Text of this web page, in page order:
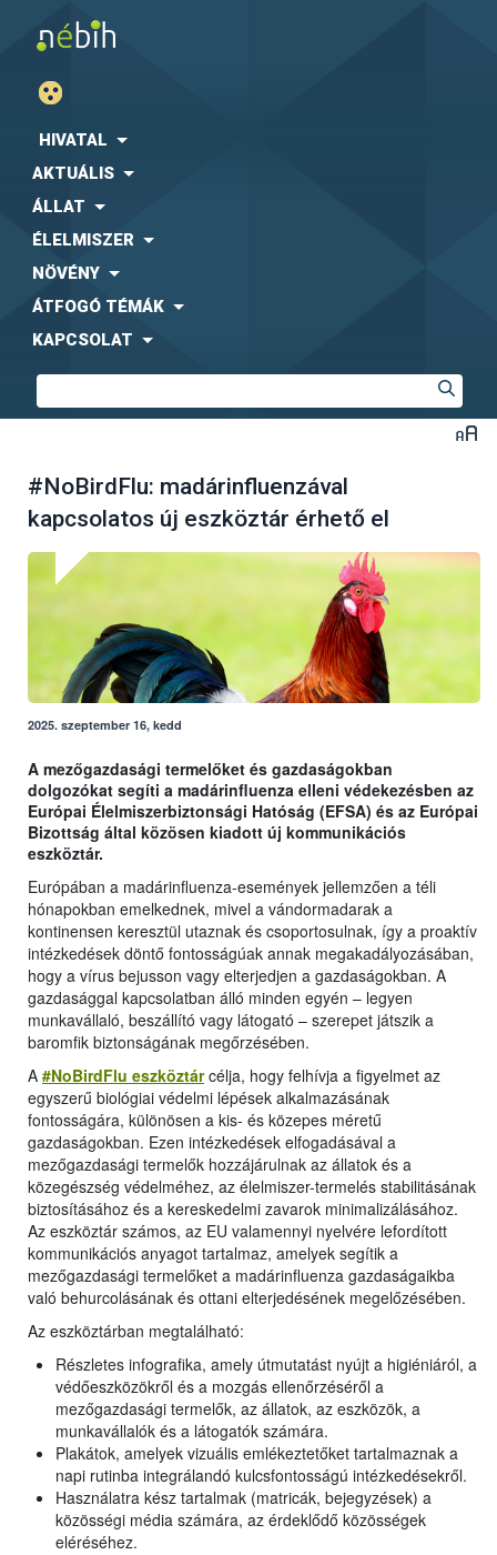
HIVATAL
AKTUÁLIS
ÁLLAT
ÉLELMISZER
NÖVÉNY
ÁTFOGÓ TÉMÁK
KAPCSOLAT
#NoBirdFlu: madárinfluenzával
kapcsolatos új eszköztár érhető el
2025. szeptember 16, kedd
A mezőgazdasági termelőket és gazdaságokban
dolgozókat segíti a madárinfluenza elleni védekezésben az
Európai Élelmiszerbiztonsági Hatóság (EFSA) és az Európai
Bizottság által közösen kiadott új kommunikációs
eszköztár.
Európában a madárinfluenza-események jellemzően a téli
hónapokban emelkednek, mivel a vándormadarak a
kontinensen keresztül utaznak és csoportosulnak, így a proaktív
intézkedések döntő fontosságúak annak megakadályozásában,
hogy a vírus bejusson vagy elterjedjen a gazdaságokban. A
gazdasággal kapcsolatban álló minden egyén – legyen
munkavállaló, beszállító vagy látogató – szerepet játszik a
baromfik biztonságának megőrzésében.
A #NoBirdFlu eszköztárcélja, hogy felhívja a figyelmet az
egyszerű biológiai védelmi lépések alkalmazásának
fontosságára, különösen a kis- és közepes méretű
gazdaságokban. Ezen intézkedések elfogadásával a
mezőgazdasági termelők hozzájárulnak az állatok és a
közegészség védelméhez, az élelmiszer-termelés stabilitásának
biztosításához és a kereskedelmi zavarok minimalizálásához.
Az eszköztár számos, az EU valamennyi nyelvére lefordított
kommunikációs anyagot tartalmaz, amelyek segítik a
mezőgazdasági termelőket a madárinfluenza gazdaságaikba
való behurcolásának és ottani elterjedésének megelőzésében.
Az eszköztárban megtalálható:
Részletes infografika, amely útmutatást nyújt a higiéniáról, a
védőeszközökről és a mozgás ellenőrzéséről a
mezőgazdasági termelők, az állatok, az eszközök, a
munkavállalók és a látogatók számára.
Plakátok, amelyek vizuális emlékeztetőket tartalmaznak a
napi rutinba integrálandó kulcsfontosságú intézkedésekről.
Használatra kész tartalmak (matricák, bejegyzések) a
közösségi média számára, az érdeklődő közösségek
eléréséhez.